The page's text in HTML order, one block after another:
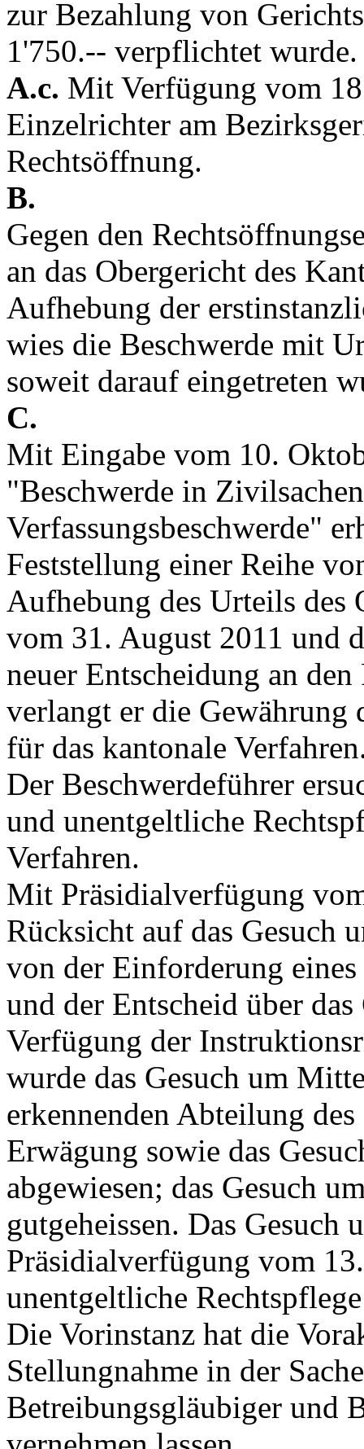
zur Bezahlung von
1'750.-- verpflichtet wurde.
A.c. Mit Verfügung vom
Einzelrichter am
Rechtsöffnung.
B.
Gegen den
an das Obergericht des
Aufhebung der
wies die Beschwerde mit
soweit darauf eingetreten
C.
Mit Eingabe vom 10.
"Beschwerde in
Verfassungsbeschwerde"
Feststellung einer Reihe
Aufhebung des Urteils des
vom 31. August 2011 und
neuer Entscheidung an
verlangt er die Gewährung
für das kantonale
Der Beschwerdeführer
und unentgeltliche
Verfahren.
Mit Präsidialverfügung
Rücksicht auf das Gesuch
von der Einforderung eines
und der Entscheid über
Verfügung der
wurde das Gesuch um
erkennenden Abteilung
Erwägung sowie das
abgewiesen; das Gesuch
gutgeheissen. Das Gesuch
Präsidialverfügung vom
unentgeltliche
Die Vorinstanz hat die
Stellungnahme in der
Betreibungsgläubiger und